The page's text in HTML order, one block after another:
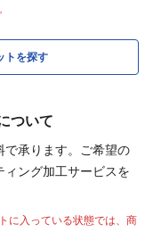
ト を探す
ついて
承ります。ご希望の
ング加工サービスを
に入っている状態では、商